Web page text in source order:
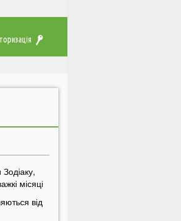
місяці
від